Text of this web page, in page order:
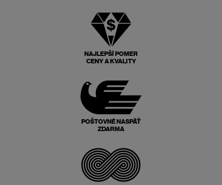
NAJLEPŠÍ POMER
CENY A KVALITY
POŠTOVNÉ NASPÄŤ
ZDARMA